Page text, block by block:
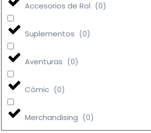
Accesorios de Rol (0)
Suplementos (0)
Aventuras (0)
Cómic (0)
Merchandising (0)